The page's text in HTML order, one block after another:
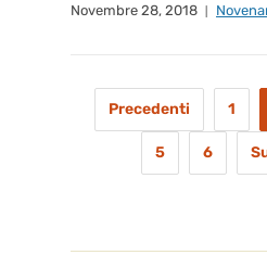
Novembre 28, 2018
Precedenti 1
5 6